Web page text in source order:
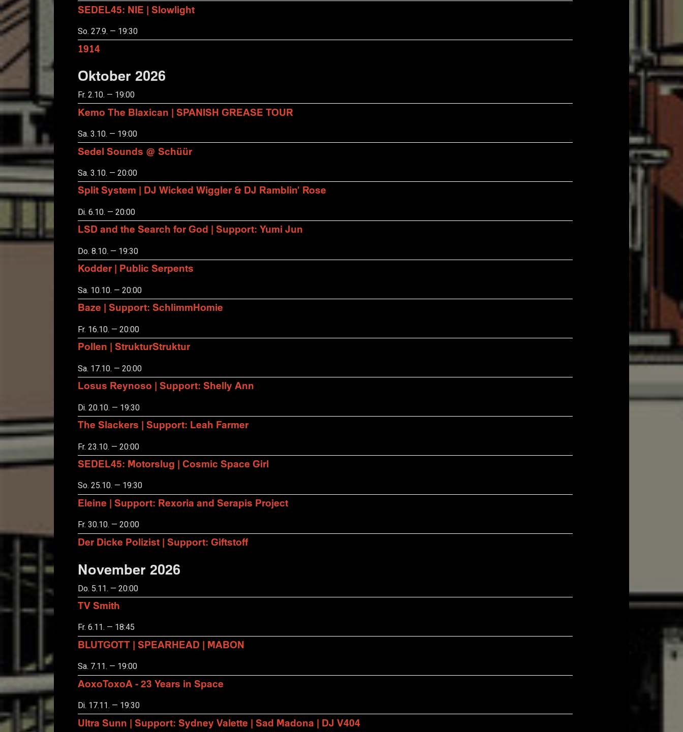
SEDEL45: NIE | Slowlight
So. 27.9. — 19:30
1914
Oktober 2026
Fr. 2.10. — 19:00
Kemo The Blaxican | SPANISH GREASE TOUR
Sa. 3.10. — 19:00
Sedel Sounds @ Schüür
Sa. 3.10. — 20:00
Split System | DJ Wicked Wiggler & DJ Ramblin' Rose
Di. 6.10. — 20:00
LSD and the Search for God | Support: Yumi Jun
Do. 8.10. — 19:30
Kodder | Public Serpents
Sa. 10.10. — 20:00
Baze | Support: SchlimmHomie
Fr. 16.10. — 20:00
Pollen | StrukturStruktur
Sa. 17.10. — 20:00
Losus Reynoso | Support: Shelly Ann
Di. 20.10. — 19:30
The Slackers | Support: Leah Farmer
Fr. 23.10. — 20:00
SEDEL45: Motorslug | Cosmic Space Girl
So. 25.10. — 19:30
Eleine | Support: Rexoria and Serapis Project
Fr. 30.10. — 20:00
Der Dicke Polizist | Support: Giftstoff
November 2026
Do. 5.11. — 20:00
TV Smith
Fr. 6.11. — 18:45
BLUTGOTT | SPEARHEAD | MABON
Sa. 7.11. — 19:00
AoxoToxoA - 23 Years in Space
Di. 17.11. — 19:30
Ultra Sunn | Support: Sydney Valette | Sad Madona | DJ V404